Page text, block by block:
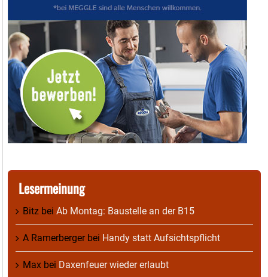
Lesermeinung
Bitz bei Ab Montag: Baustelle an der B15
A Ramerbergerbei Handy statt Aufsichtspflicht
Max bei Daxenfeuer wieder erlaubt